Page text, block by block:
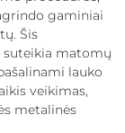
gaminiai
Šis
suteikia matomų
lauko
veikimas,
metalinės